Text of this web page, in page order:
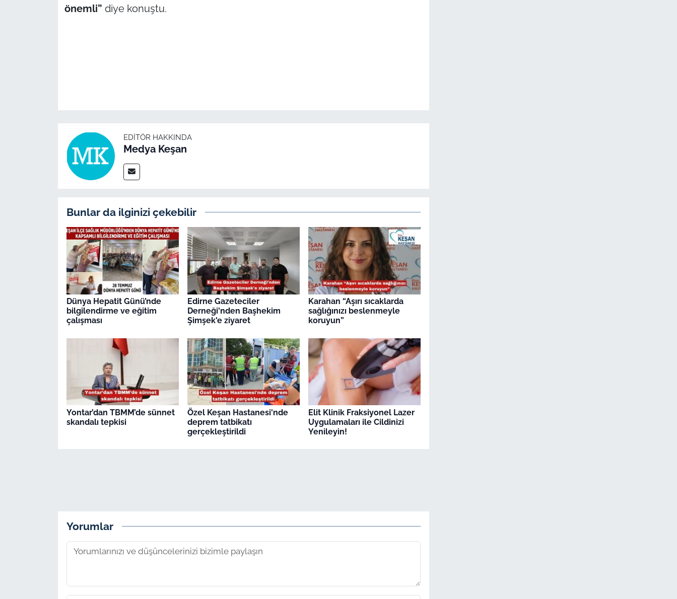
önemli” diye konuştu.
EDITÖR HAKKINDA
Medya Keşan
Bunlar da ilginizi çekebilir
Dünya Hepatit Günü’nde
bilgilendirme ve eğitim
çalışması
Edirne Gazeteciler
Derneği'nden Başhekim
Şimşek'e ziyaret
Karahan “Aşırı sıcaklarda
sağlığınızı beslenmeyle
koruyun”
Yontar’dan TBMM’de sünnet
skandalı tepkisi
Özel Keşan Hastanesi'nde
deprem tatbikatı
gerçekleştirildi
Elit Klinik Fraksiyonel Lazer
Uygulamaları ile Cildinizi
Yenileyin!
Yorumlar